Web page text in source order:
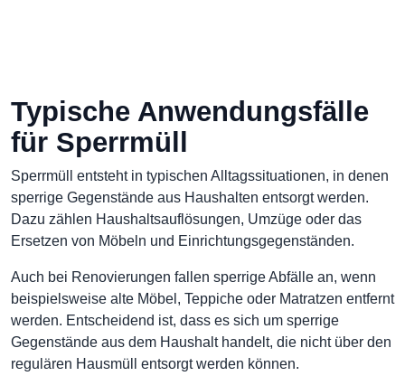
Typische Anwendungsfälle
für Sperrmüll
Sperrmüll entsteht in typischen Alltagssituationen, in denen
sperrige Gegenstände aus Haushalten entsorgt werden.
Dazu zählen Haushaltsauflösungen, Umzüge oder das
Ersetzen von Möbeln und Einrichtungsgegenständen.
Auch bei Renovierungen fallen sperrige Abfälle an, wenn
beispielsweise alte Möbel, Teppiche oder Matratzen entfernt
werden. Entscheidend ist, dass es sich um sperrige
Gegenstände aus dem Haushalt handelt, die nicht über den
regulären Hausmüll entsorgt werden können.